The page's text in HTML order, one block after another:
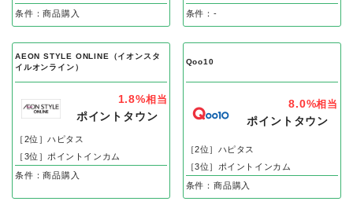
条件：商品購入
条件：-
AEON STYLE ONLINE（イオンスタ
イルオンライン）
1.8%相当
ポイントタウン
［2位］ハピタス
［3位］ポイントインカム
条件：商品購入
Qoo10
8.0%相当
ポイントタウン
［2位］ハピタス
［3位］ポイントインカム
条件：商品購入